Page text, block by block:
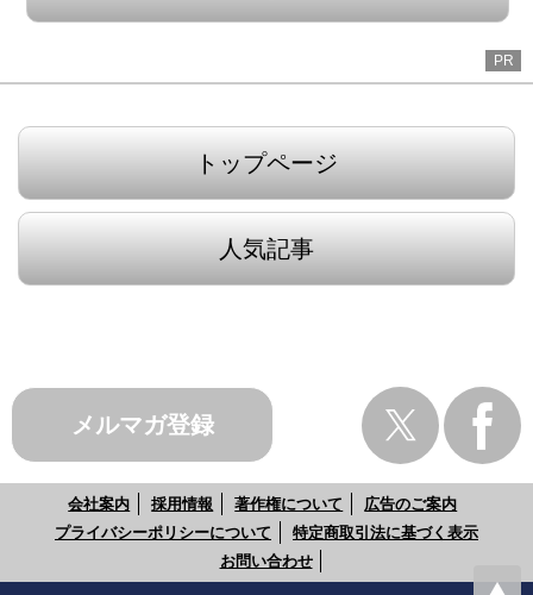
PR
トップページ
人気記事
メルマガ登録
会社案内 採用情報 著作権について
広告のご案内
プライバシーポリシーについて
特定商取引法に基づく表示
お問い合わせ